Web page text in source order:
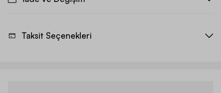
Taksit Seçenekleri